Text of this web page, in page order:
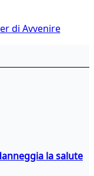
di Avvenire
la salute